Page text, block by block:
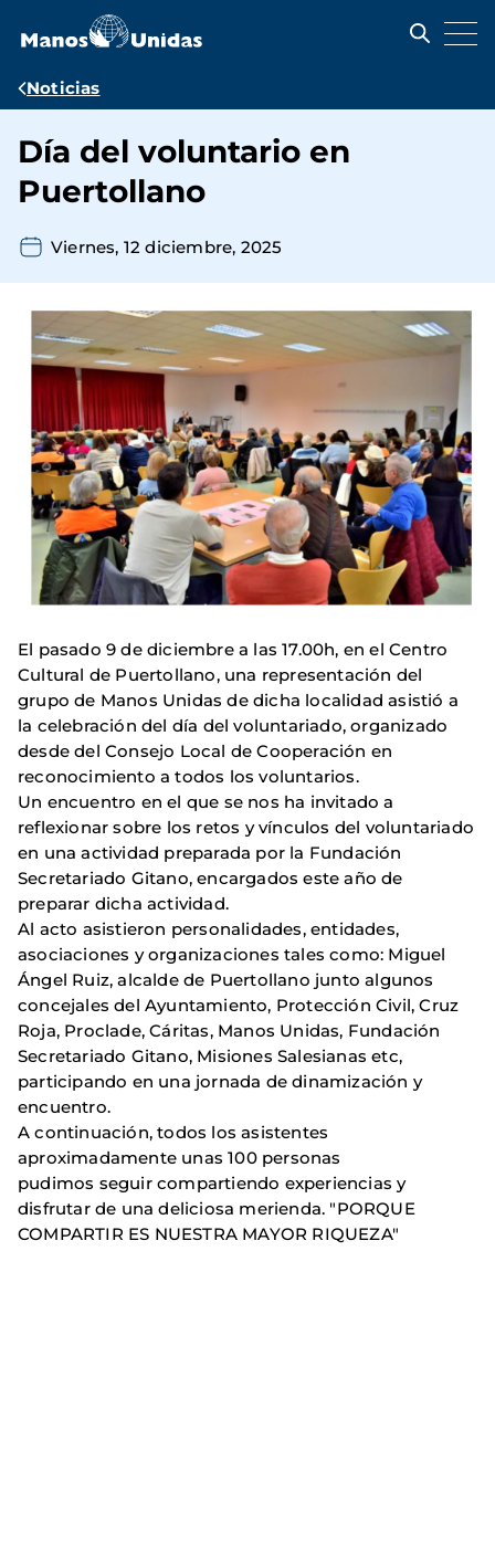
contenido
Ruta
navegación
Noticias
Día del voluntario en
Puertollano
Viernes, 12 diciembre, 2025
El pasado 9 de diciembre a las 17.00h, en el Centro
Cultural de Puertollano, una representación del
grupo de Manos Unidas de dicha localidad asistió a
la celebración del día del voluntariado, organizado
desde del Consejo Local de Cooperación en
reconocimiento a todos los voluntarios.
Un encuentro en el que se nos ha invitado a
reflexionar sobre los retos y vínculos del voluntariado
en una actividad preparada por la Fundación
Secretariado Gitano, encargados este año de
preparar dicha actividad.
Al acto asistieron personalidades, entidades,
asociaciones y organizaciones tales como: Miguel
Ángel Ruiz, alcalde de Puertollano junto algunos
concejales del Ayuntamiento, Protección Civil, Cruz
Roja, Proclade, Cáritas, Manos Unidas, Fundación
Secretariado Gitano, Misiones Salesianas etc,
participando en una jornada de dinamización y
encuentro.
A continuación, todos los asistentes
aproximadamente unas 100 personas
pudimos seguir compartiendo experiencias y
disfrutar de una deliciosa merienda. "PORQUE
COMPARTIR ES NUESTRA MAYOR RIQUEZA"